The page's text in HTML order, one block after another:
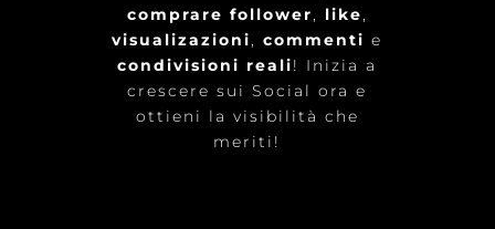
comprare follower, like,
visualizazioni,commenti e
condivisioni reali! Inizia a
crescere sui Social ora e
ottieni la visibilità che
meriti!